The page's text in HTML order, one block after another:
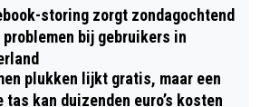
storing zorgt zondagochtend
problemen bij gebruikers in
plukken lijkt gratis, maar een
tas kan duizenden euro’s kosten